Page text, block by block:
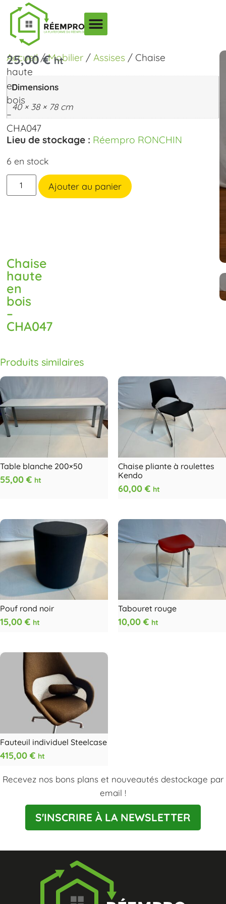
Accueil/Mobilier /Assises / Chaise
haute
en
bois
–
CHA047
Chaise
haute
en
bois
–
CHA047
25,00€ ht
Dimensions
40 × 38 × 78 cm
Lieu de stockage : Réempro RONCHIN
6 en stock
Ajouter au panier
Produits similaires
Table blanche 200×50
55,00 € ht
Chaise pliante à roulettes
Kendo
60,00 € ht
Pouf rond noir
15,00 € ht
Tabouret rouge
10,00 € ht
Fauteuil individuel Steelcase
415,00 € ht
Recevez nos bons plans et nouveautés destockage par
email !
S'INSCRIRE À LA NEWSLETTER